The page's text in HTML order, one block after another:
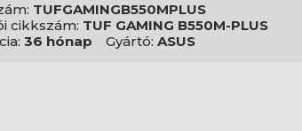
TUFGAMINGB550MPLUS
cikkszám: TUF GAMING B550M-PLUS
36 hónap Gyártó: ASUS